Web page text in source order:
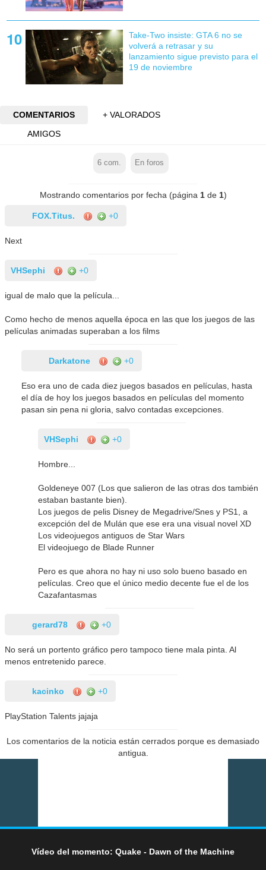
Take-Two insiste: GTA 6 no se
volverá a retrasar y su
lanzamiento sigue previsto para el
19 de noviembre
COMENTARIOS
+ VALORADOS
AMIGOS
6 com. En foros
Mostrando comentarios por fecha (página 1de 1)
FOX.Titus. +0
Next
VHSephi +0
igual de malo que la película...
Como hecho de menos aquella época en las que los juegos de las
películas animadas superaban a los films
Darkatone +0
Eso era uno de cada diez juegos basados en películas, hasta
el día de hoy los juegos basados en películas del momento
pasan sin pena ni gloria, salvo contadas excepciones.
VHSephi +0
Hombre...
Goldeneye 007 (Los que salieron de las otras dos también
estaban bastante bien).
Los juegos de pelis Disney de Megadrive/Snes y PS1, a
excepción del de Mulán que ese era una visual novel XD
Los videojuegos antiguos de Star Wars
El videojuego de Blade Runner
Pero es que ahora no hay ni uso solo bueno basado en
películas. Creo que el único medio decente fue el de los
Cazafantasmas
gerard78 +0
No será un portento gráfico pero tampoco tiene mala pinta. Al
menos entretenido parece.
kacinko +0
PlayStation Talents jajaja
Los comentarios de la noticia están cerrados porque es demasiado
antigua.
Vídeo del momento: Quake - Dawn of the Machine